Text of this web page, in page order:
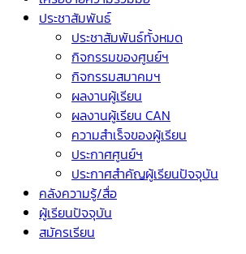
ประชาสัมพันธ์
ประชาสัมพันธ์ทั้งหมด
กิจกรรมของศูนย์ฯ
กิจกรรมสมาคมฯ
ผลงานผู้เรียน
ผลงานผู้เรียน CAN
ความสำเร็จของผู้เรียน
ประกาศศูนย์ฯ
ประกาศสำคัญผู้เรียนปัจจุบัน
คลังความรู้/สื่อ
ผู้เรียนปัจจุบัน
สมัครเรียน